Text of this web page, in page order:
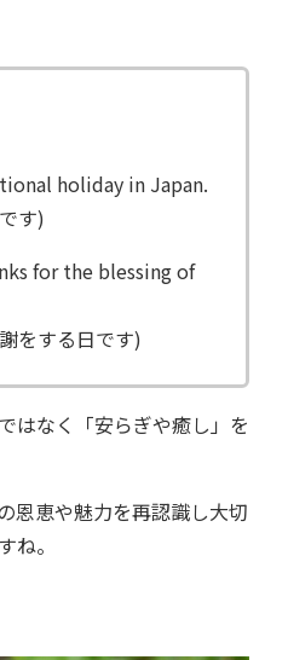
holiday in Japan.
す)
for the blessing of
をする日です)
はなく「安らぎや癒し」を
恩恵や魅力を再認識し大切
ね。